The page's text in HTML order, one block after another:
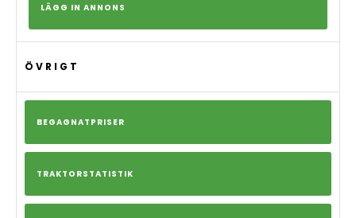
LÄGG IN ANNONS
ÖVRIGT
BEGAGNATPRISER
TRAKTORSTATISTIK